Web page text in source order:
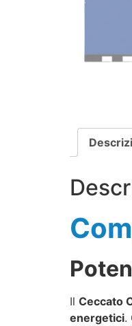
Il Ceccato
energetici.